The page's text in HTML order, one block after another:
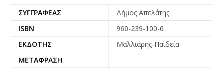
ΣΥΓΓΡΑΦΈΑΣ
Δήμος Απελάτης
ISBN
960-239-100-6
ΕΚΔΌΤΗΣ
Μαλλιάρης-Παιδεία
ΜΕΤΆΦΡΑΣΗ